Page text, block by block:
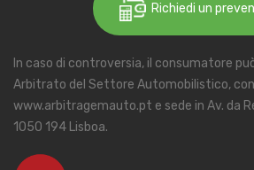
Richiedi un
In caso di controversia, il consumatore
Arbitrato del Settore Automobilistico,
www.arbitragemauto.pt e sede in Av. da
1050 194 Lisboa.